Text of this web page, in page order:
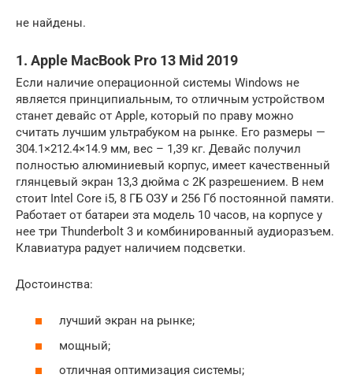
не найдены.
1. Apple MacBook Pro 13 Mid 2019
Если наличие операционной системы Windows не
является принципиальным, то отличным устройством
станет девайс от Apple, который по праву можно
считать лучшим ультрабуком на рынке. Его размеры —
304.1×212.4×14.9 мм, вес – 1,39 кг. Девайс получил
полностью алюминиевый корпус, имеет качественный
глянцевый экран 13,3 дюйма с 2K разрешением. В нем
стоит Intel Core i5, 8 ГБ ОЗУ и 256 Гб постоянной памяти.
Работает от батареи эта модель 10 часов, на корпусе у
нее три Thunderbolt 3 и комбинированный аудиоразъем.
Клавиатура радует наличием подсветки.
Достоинства:
лучший экран на рынке;
мощный;
отличная оптимизация системы;